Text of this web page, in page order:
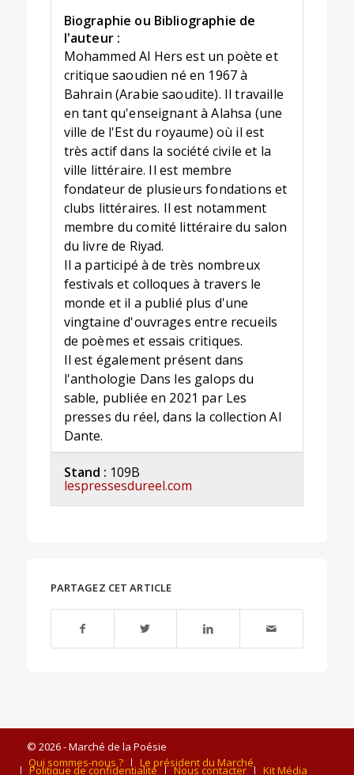
Biographie ou Bibliographie de
l'auteur :
Mohammed Al Hers est un poète et
critique saoudien né en 1967 à
Bahrain (Arabie saoudite). Il travaille
en tant qu'enseignant à Alahsa (une
ville de l'Est du royaume) où il est
très actif dans la société civile et la
ville littéraire. Il est membre
fondateur de plusieurs fondations et
clubs littéraires. Il est notamment
membre du comité littéraire du salon
du livre de Riyad.
Il a participé à de très nombreux
festivals et colloques à travers le
monde et il a publié plus d'une
vingtaine d'ouvrages entre recueils
de poèmes et essais critiques.
Il est également présent dans
l'anthologie Dans les galops du
sable, publiée en 2021 par Les
presses du réel, dans la collection Al
Dante.
Stand : 109B
lespressesdureel.com
PARTAGEZ CET ARTICLE
© 2026 - Marché de la Poésie
Qui sommes-nous ?
Le président du Marché
Politique de confidentialité Nous contacter Kit Média